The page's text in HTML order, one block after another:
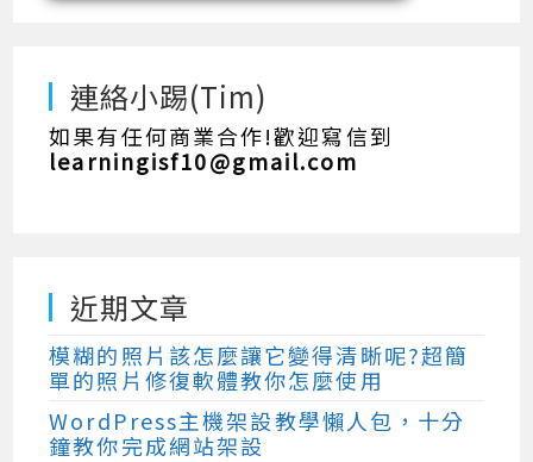
連絡小踢(Tim)
如果有任何商業合作!歡迎寫信到
learningisf10@gmail.com
近期文章
模糊的照片該怎麼讓它變得清晰呢?超簡
單的照片修復軟體教你怎麼使用
WordPress主機架設教學懶人包，十分
鐘教你完成網站架設